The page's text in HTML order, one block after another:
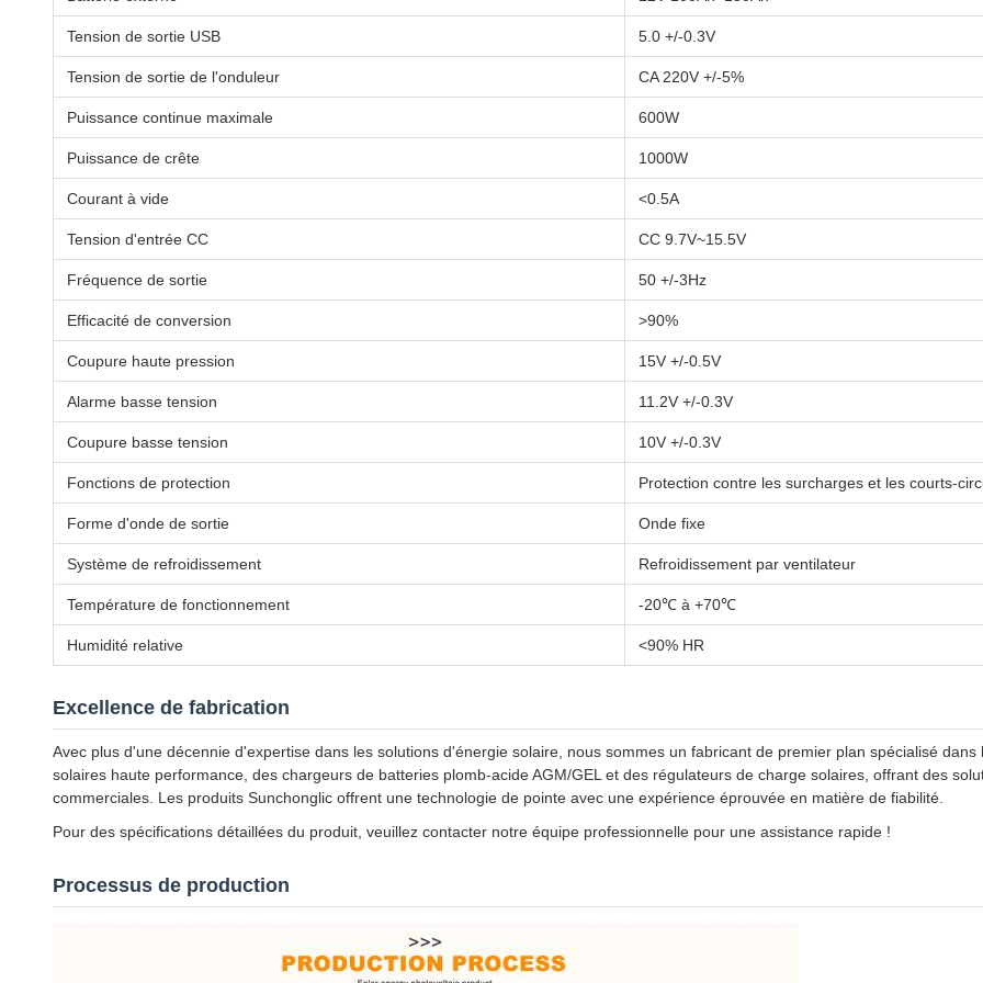
Tension de sortie USB 5.0 +/-0.3V
Tension de sortie de l'onduleur CA 220V +/-5%
Puissance continue maximale 600W
Puissance de crête 1000W
Courant à vide <0.5A
Tension d'entrée CC CC 9.7V~15.5V
Fréquence de sortie 50 +/-3Hz
Efficacité de conversion >90%
Coupure haute pression 15V +/-0.5V
Alarme basse tension 11.2V +/-0.3V
Coupure basse tension 10V +/-0.3V
Fonctions de protection Protection contre les surcharges et les courts-
Forme d'onde de sortie Onde fixe
Système de refroidissement Refroidissement par ventilateur
Température de fonctionnement -20℃ à +70℃
Humidité relative <90% HR
Excellence de fabrication
Avec plus d'une décennie d'expertise dans les solutions d'énergie solaire, nous sommes un fabricant de premier plan spécialisé
solaires haute performance, des chargeurs de batteries plomb-acide AGM/GEL et des régulateurs de charge solaires, offrant des
commerciales. Les produits Sunchonglic offrent une technologie de pointe avec une expérience éprouvée en matière de fiabilité.
Pour des spécifications détaillées du produit, veuillez contacter notre équipe professionnelle pour une assistance rapide !
Processus de production